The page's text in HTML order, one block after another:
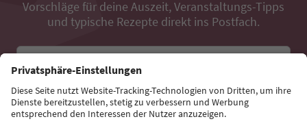
Vorschläge für deine Auszeit, Veranstaltungs-Tipps
und typische Rezepte direkt ins Postfach.
Jetzt anmelden